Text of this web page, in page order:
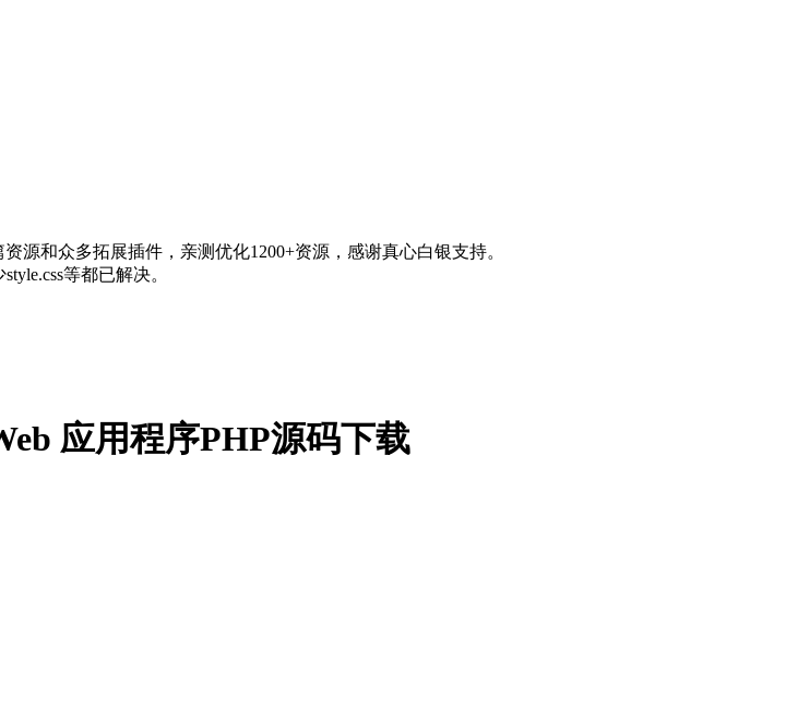
源和众多拓展插件，亲测优化1200+资源，感谢真心白银支持。
等都已解决。
应用程序PHP源码下载